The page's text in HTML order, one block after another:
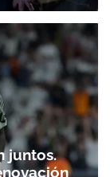
juntos.